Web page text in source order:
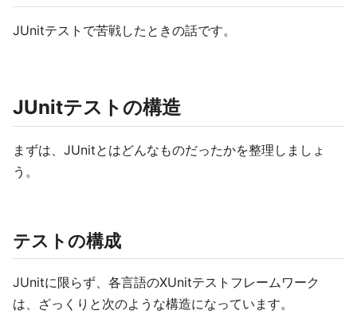
JUnitテストで苦戦したときの話です。
JUnitテストの構造
まずは、JUnitとはどんなものだったかを整理しましょ
う。
テストの構成
JUnitに限らず、各言語のXUnitテストフレームワーク
は、ざっくりと次のような構造になっています。